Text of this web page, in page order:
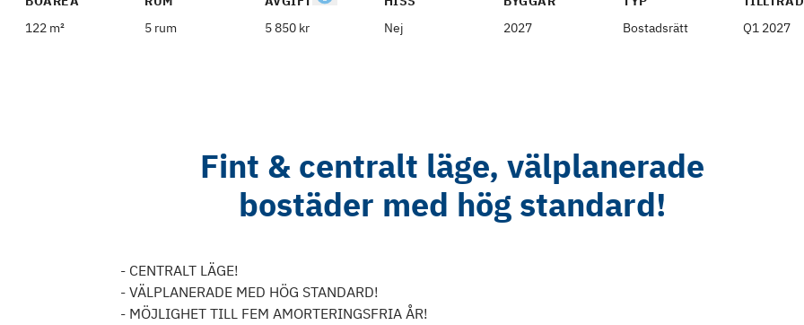
122 m²
5 rum
5 850 kr
Nej
2027
Bostadsrätt
Q1 2027
Fint & centralt läge, välplanerade
bostäder med hög standard!
- CENTRALT LÄGE!
- VÄLPLANERADE MED HÖG STANDARD!
- MÖJLIGHET TILL FEM AMORTERINGSFRIA ÅR!